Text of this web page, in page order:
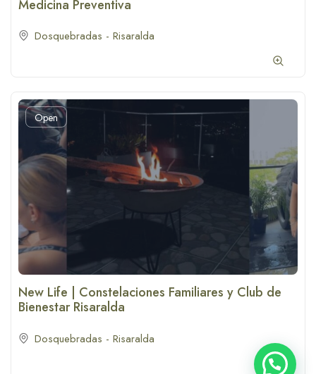
Medicina Preventiva
Dosquebradas - Risaralda
Open
New Life | Constelaciones Familiares y Club de
Bienestar Risaralda
Dosquebradas - Risaralda